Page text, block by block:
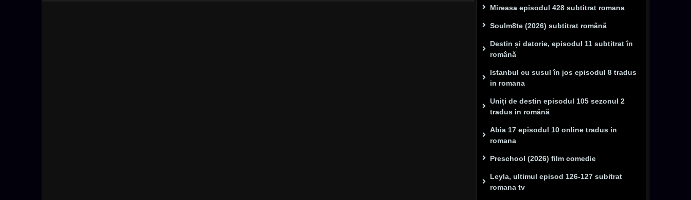
Mireasa episodul 428 subtitrat romana
Soulm8te (2026) subtitrat română
Destin și datorie, episodul 11 subtitrat în
română
Istanbul cu susul în jos episodul 8 tradus
in romana
Uniți de destin episodul 105 sezonul 2
tradus in română
Abia 17 episodul 10 online tradus in
romana
Preschool (2026) film comedie
Leyla, ultimul episod 126-127 subitrat
romana tv